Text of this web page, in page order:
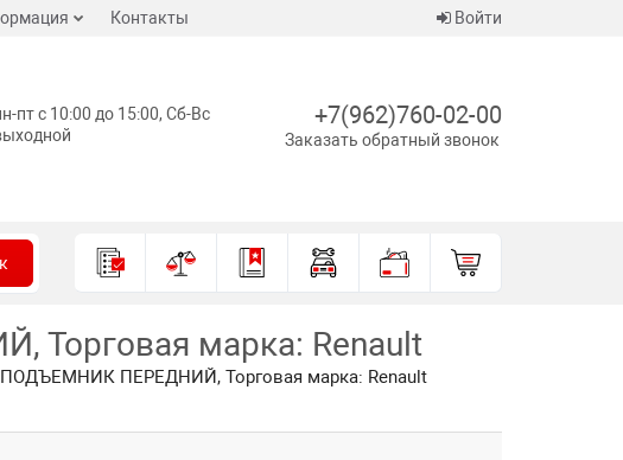
Контакты Войти
пт с 10:00 до 15:00, Сб-Вс
+7(962)760-02-00
Заказать обратный звонок
марка: Renault
ПЕРЕДНИЙ, Торговая марка: Renault